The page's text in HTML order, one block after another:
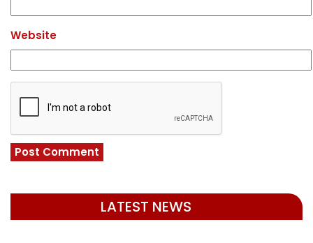
Website
LATEST NEWS